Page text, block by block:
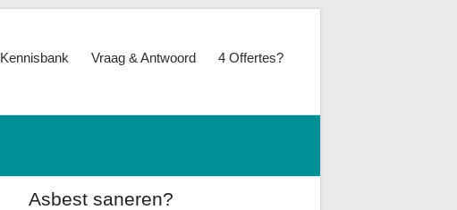
Kennisbank Vraag & Antwoord 4 Offertes?
Asbest saneren?